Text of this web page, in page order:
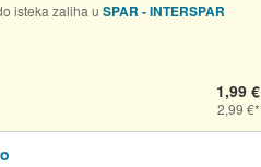
isteka zaliha u SPAR - INTERSPAR
1,99 €
2,99 €